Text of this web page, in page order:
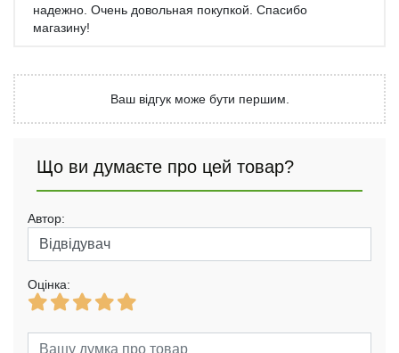
надежно. Очень довольная покупкой. Спасибо
магазину!
Ваш відгук може бути першим.
Що ви думаєте про цей товар?
Автор:
Оцінка: